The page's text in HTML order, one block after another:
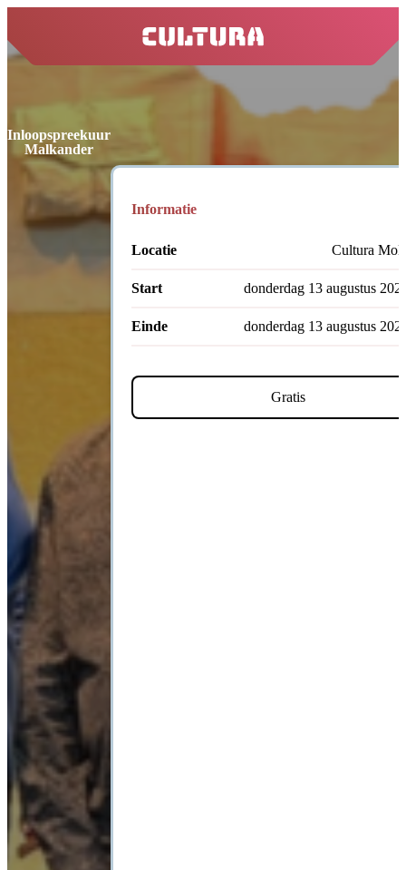
home
Inloopspreekuur
Malkander
Informatie
Locatie Cultura
Start donderdag 13 augustus
Einde donderdag 13 augustus
Gratis